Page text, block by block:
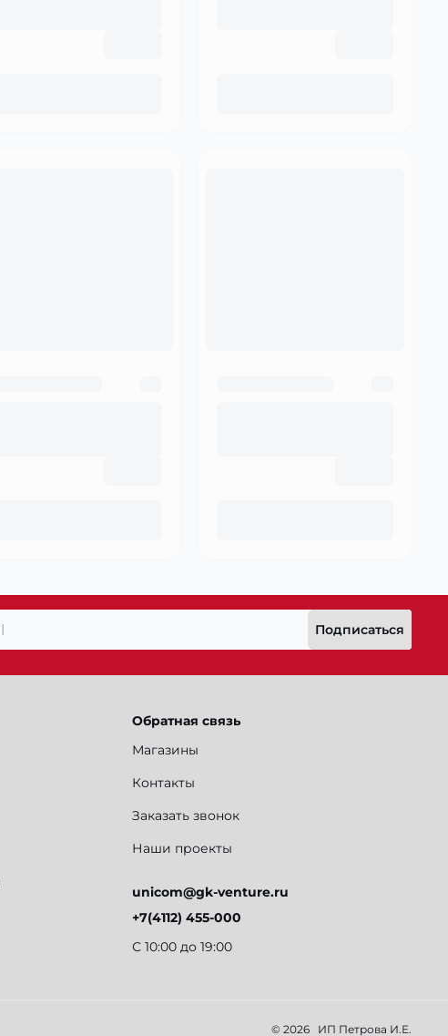
Подписаться
Обратная связь
Магазины
Контакты
Заказать звонок
Наши проекты
unicom@gk-venture.ru
+7(4112) 455-000
С 10:00 до 19:00
© 2026 ИП Петрова И.Е.